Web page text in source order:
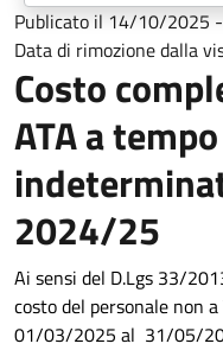
Publicato il 14/10/2025 -
Data di rimozione dalla
Costo
ATA a
2024/25
Ai sensi del D.Lgs 33/
costo del personale non
01/03/2025 al 31/05/